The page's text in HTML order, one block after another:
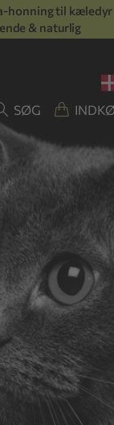
honning til kæledyr
& naturlig
SØG